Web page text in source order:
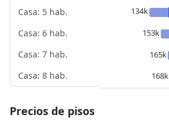
Casa: 5 hab.
Casa: 6 hab.
Casa: 7 hab.
Casa: 8 hab.
134k
153k
165k
168k
Precios de pisos